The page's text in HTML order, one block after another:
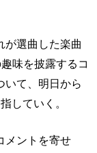
が選曲した楽曲
味を披露するコ
いて、明日から
していく。
メントを寄せ